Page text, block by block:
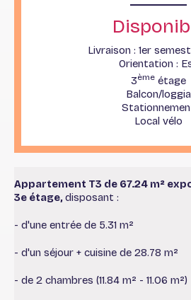
Livraison : 1er
Orientation :
3ème étage
Balcon/loggia
Local vélo
Appartement T3 de 67.24 m²
3e étage,disposant :
- d'une entrée de 5.31 m²
- d'un séjour + cuisine de 28.78 m²
- de 2 chambres (11.84 m² - 11.06 m²)